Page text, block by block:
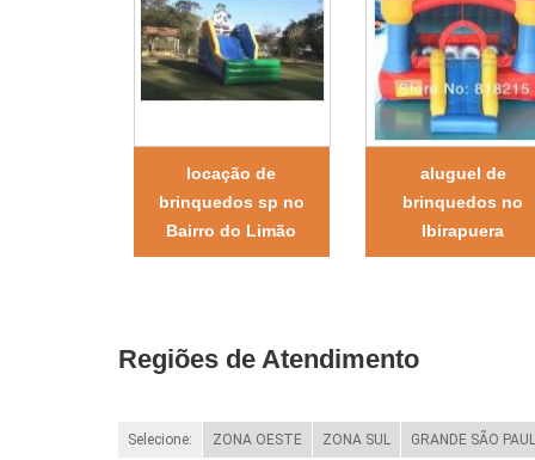
locação de
brinquedos sp no
Bairro do Limão
aluguel de
brinquedos no
Ibirapuera
Regiões de Atendimento
Selecione: ZONA OESTE ZONA SUL GRANDE SÃO